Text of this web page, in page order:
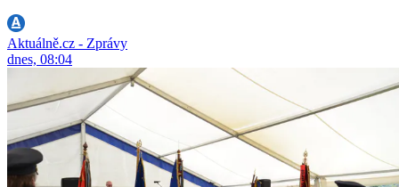
Aktuálně.cz - Zprávy
dnes, 08:04